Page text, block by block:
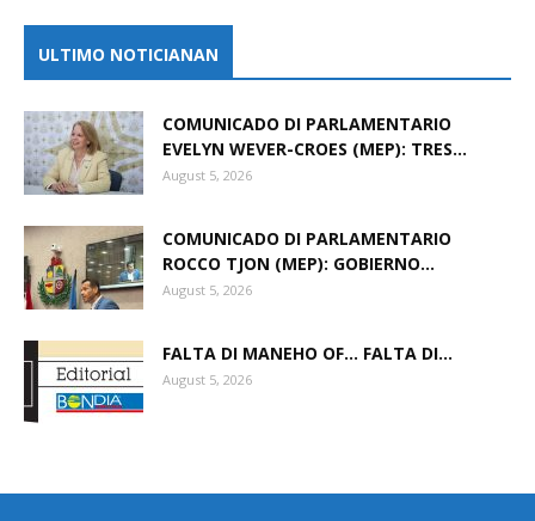
ULTIMO NOTICIANAN
COMUNICADO DI PARLAMENTARIO
EVELYN WEVER-CROES (MEP): TRES...
August 5, 2026
COMUNICADO DI PARLAMENTARIO
ROCCO TJON (MEP): GOBIERNO...
August 5, 2026
FALTA DI MANEHO OF… FALTA DI...
August 5, 2026